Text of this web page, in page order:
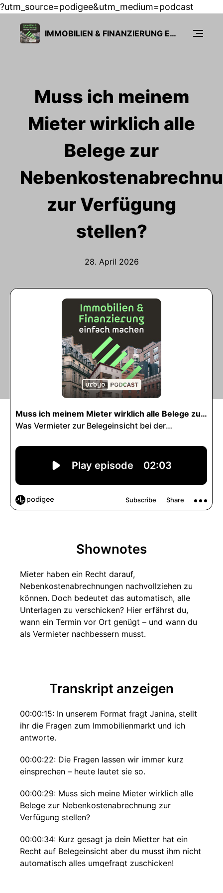
?utm_source=podigee&utm_medium=podcast
IMMOBILIEN & FINANZIERUNG EINFACH MACHEN
Muss ich meinem
Mieter wirklich alle
Belege zur
zur Verfügung
stellen?
28. April 2026
Shownotes
Mieter haben ein Recht darauf,
Nebenkostenabrechnungen nachvollziehen zu
können. Doch bedeutet das automatisch, alle
Unterlagen zu verschicken? Hier erfährst du,
wann ein Termin vor Ort genügt – und wann du
als Vermieter nachbessern musst.
Transkript anzeigen
00:00:15: In unserem Format fragt Janina, stellt
ihr die Fragen zum Immobilienmarkt und ich
antworte.
00:00:22: Die Fragen lassen wir immer kurz
einsprechen – heute lautet sie so.
00:00:29: Muss sich meine Mieter wirklich alle
Belege zur Nebenkostenabrechnung zur
Verfügung stellen?
00:00:34: Kurz gesagt ja dein Mietter hat ein
Recht auf Belegeinsicht aber du musst ihm nicht
automatisch alles umgefragt zuschicken!